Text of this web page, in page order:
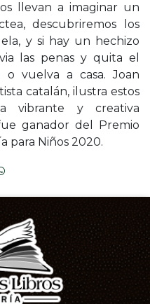
llevan a imaginar un
descubriremos los
y si hay un hechizo
las penas y quita el
vuelva a casa. Joan
catalán, ilustra estos
vibrante y creativa
ganador del Premio
para Niños 2020.